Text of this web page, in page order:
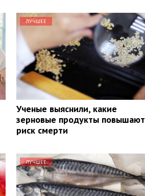
ЛУЧШЕЕ
Ученые выяснили, какие
зерновые продукты повышают
риск смерти
ЛУЧШЕЕ